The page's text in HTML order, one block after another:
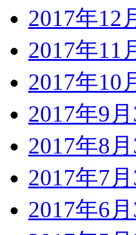
2017年12
2017年11
2017年10
2017年9
2017年8
2017年7
2017年6